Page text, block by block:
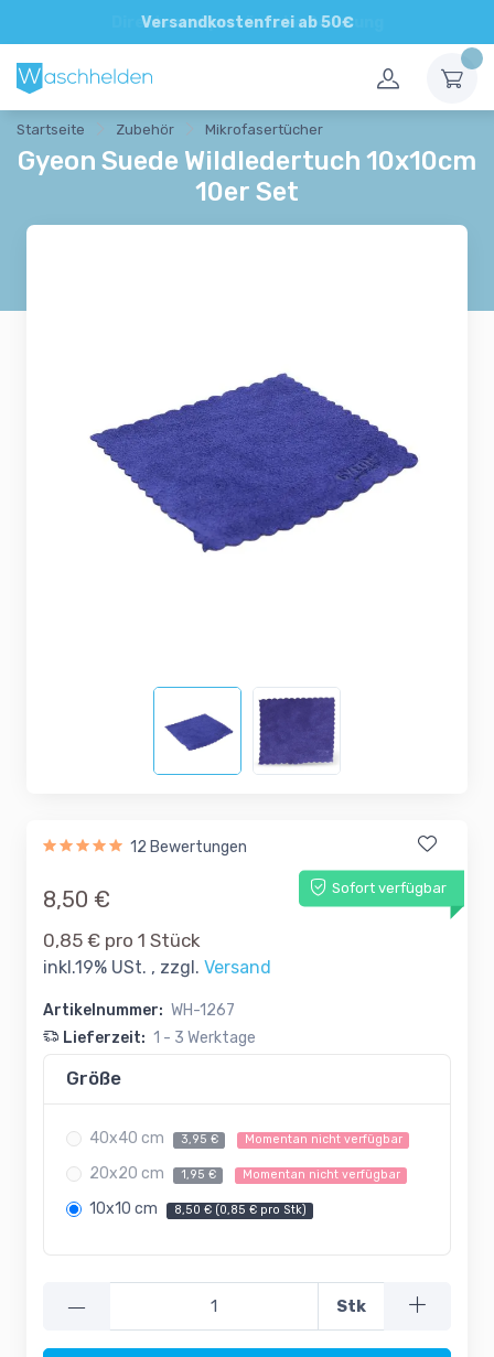
Versandkostenfrei ab 50€
Direkte und persönliche Beratung
Startseite Zubehör Mikrofasertücher
Gyeon Suede Wildledertuch 10x10cm
10er Set
12 Bewertungen
Sofort verfügbar
8,50 €
0,85 € pro 1 Stück
inkl.19% USt. , zzgl. Versand
Artikelnummer: WH-1267
Lieferzeit: 1 - 3 Werktage
Größe
40x40 cm 3,95 € Momentan nicht verfügbar
20x20 cm 1,95 € Momentan nicht verfügbar
10x10 cm 8,50 € (0,85 € pro Stk)
— Stk